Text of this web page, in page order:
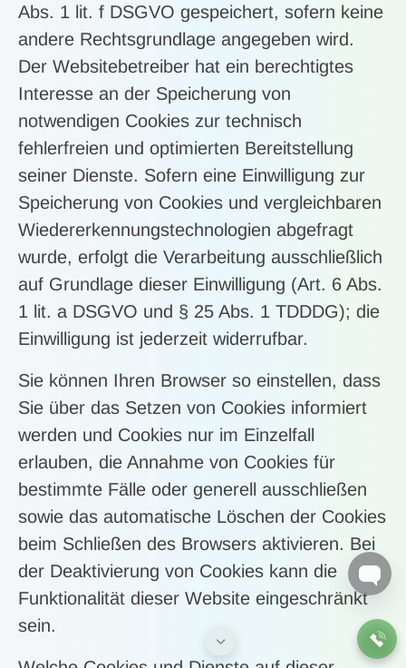
Abs. 1 lit. f DSGVO gespeichert, sofern keine
andere Rechtsgrundlage angegeben wird.
Der Websitebetreiber hat ein berechtigtes
Interesse an der Speicherung von
notwendigen Cookies zur technisch
fehlerfreien und optimierten Bereitstellung
seiner Dienste. Sofern eine Einwilligung zur
Speicherung von Cookies und vergleichbaren
Wiedererkennungstechnologien abgefragt
wurde, erfolgt die Verarbeitung ausschließlich
auf Grundlage dieser Einwilligung (Art. 6 Abs.
1 lit. a DSGVO und § 25 Abs. 1 TDDDG); die
Einwilligung ist jederzeit widerrufbar.
Sie können Ihren Browser so einstellen, dass
Sie über das Setzen von Cookies informiert
werden und Cookies nur im Einzelfall
erlauben, die Annahme von Cookies für
bestimmte Fälle oder generell ausschließen
sowie das automatische Löschen der Cookies
beim Schließen des Browsers aktivieren. Bei
der Deaktivierung von Cookies kann die
Funktionalität dieser Website eingeschränkt
sein.